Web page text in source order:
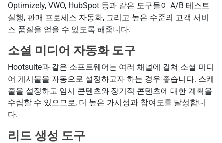
Optimizely, VWO, HubSpot 등과 같은 도구들이 A/B 테스트
실행, 판매 프로세스 자동화, 그리고 높은 수준의 고객 서비
스 품질을 얻을 수 있도록 해줍니다.
소셜 미디어 자동화 도구
Hootsuite과 같은 소프트웨어는 여러 채널에 걸쳐 소셜 미디
어 게시물을 자동으로 설정하고자 하는 경우 좋습니다. 스케
줄을 설정하고 임시 콘텐츠와 장기적 콘텐츠에 대한 계획을
수립할 수 있으므로, 더 높은 가시성과 참여도를 달성합니
다.
리드 생성 도구